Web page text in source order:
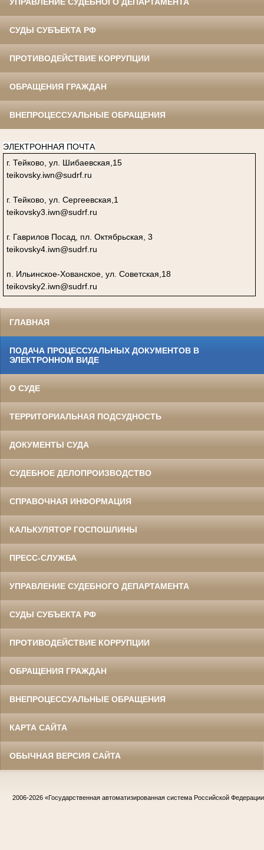
СУДЫ СУБЪЕКТА РФ
ПРОТИВОДЕЙСТВИЕ КОРРУПЦИИ
ОБРАЩЕНИЯ ГРАЖДАН
ВНЕПРОЦЕССУАЛЬНЫЕ ОБРАЩЕНИЯ
ЭЛЕКТРОННАЯ ПОЧТА
г. Тейково, ул. Шибаевская,15
teikovsky.iwn@sudrf.ru
г. Тейково, ул. Сергеевская,1
teikovsky3.iwn@sudrf.ru
г. Гаврилов Посад, пл. Октябрьская, 3
teikovsky4.iwn@sudrf.ru
п. Ильинское-Хованское, ул. Советская,18
teikovsky2.iwn@sudrf.ru
ГЛАВНАЯ
ПОДАЧА ПРОЦЕССУАЛЬНЫХ ДОКУМЕНТОВ В
ЭЛЕКТРОННОМ ВИДЕ
О СУДЕ
ТЕРРИТОРИАЛЬНАЯ ПОДСУДНОСТЬ
ДОКУМЕНТЫ СУДА
СУДЕБНОЕ ДЕЛОПРОИЗВОДСТВО
СПРАВОЧНАЯ ИНФОРМАЦИЯ
КАЛЬКУЛЯТОР ГОСПОШЛИНЫ
ПРЕСС-СЛУЖБА
УПРАВЛЕНИЕ СУДЕБНОГО ДЕПАРТАМЕНТА
СУДЫ СУБЪЕКТА РФ
ПРОТИВОДЕЙСТВИЕ КОРРУПЦИИ
ОБРАЩЕНИЯ ГРАЖДАН
ВНЕПРОЦЕССУАЛЬНЫЕ ОБРАЩЕНИЯ
КАРТА САЙТА
ОБЫЧНАЯ ВЕРСИЯ САЙТА
2006-2026 «Государственная автоматизированная система Российской